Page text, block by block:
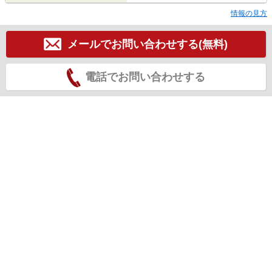
情報の見方
メールでお問い合わせする(無料)
電話でお問い合わせする